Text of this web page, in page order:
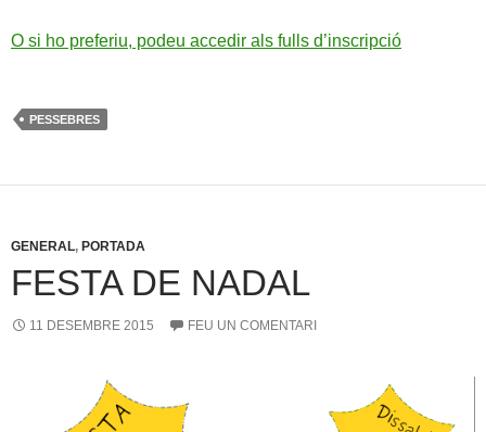
O si ho preferiu, podeu accedir als fulls d’inscripció
PESSEBRES
GENERAL, PORTADA
FESTA DE NADAL
11 DESEMBRE 2015 FEU UN COMENTARI